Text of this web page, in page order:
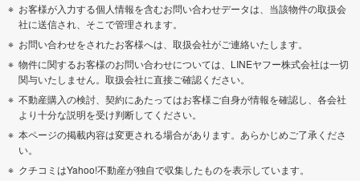
お客様が入力する個人情報を含むお問い合わせデータは、当該物件の取扱会
社に送信され、そこで管理されます。
お問い合わせをされたお客様へは、取扱会社がご連絡いたします。
物件に関するお客様のお問い合わせについては、LINEヤフー株式会社は一切
関与いたしません。取扱会社に直接ご確認ください。
不動産購入の検討、契約にあたってはお客様ご自身が情報を確認し、各会社
より十分な説明を受け判断してください。
本ページの掲載内容は変更される場合があります。あらかじめご了承くださ
い。
クチコミはYahoo!不動産が独自で収集したものを表示しています。